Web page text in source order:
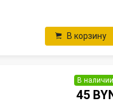
В корзину
В наличии
45